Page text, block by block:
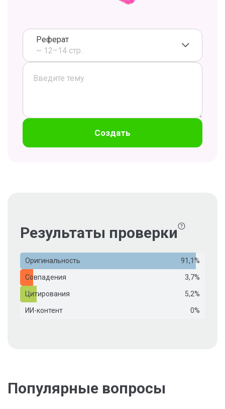
Реферат
~ 12–14 стр.
Создать
Результаты проверки
Оригинальность 91,1%
Совпадения 3,7%
Цитирования 5,2%
ИИ-контент 0%
Популярные вопросы